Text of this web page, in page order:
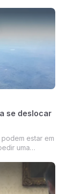
se deslocar
estar em
uma